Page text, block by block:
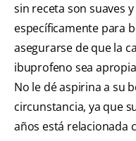
sin receta son suaves
específicamente para
asegurarse de que la
ibuprofeno sea
No le dé aspirina a su
circunstancia, ya que
años está relacionada